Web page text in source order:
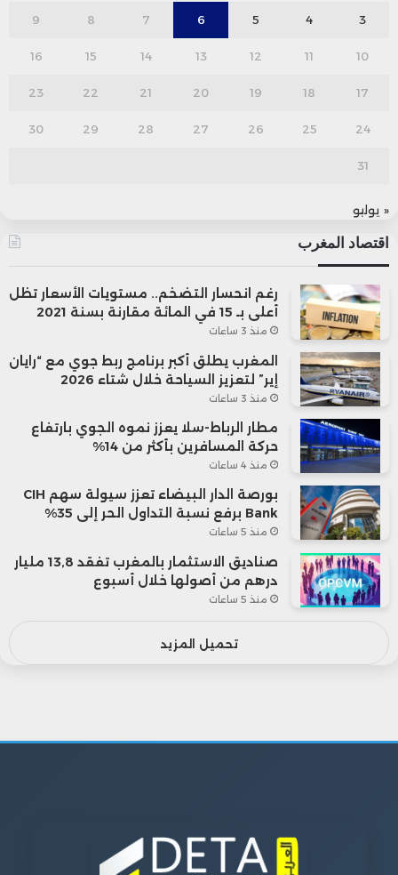
3
4
5
6
7
8
9
10
11
12
13
14
15
16
17
18
19
20
21
22
23
24
25
26
27
28
29
30
31
« يوليو
اقتصاد المغرب
رغم انحسار التضخم.. مستويات الأسعار تظل
أعلى بـ 15 في المائة مقارنة بسنة 2021
منذ 3 ساعات
المغرب يطلق أكبر برنامج ربط جوي مع “رايان
إير” لتعزيز السياحة خلال شتاء 2026
منذ 3 ساعات
مطار الرباط-سلا يعزز نموه الجوي بارتفاع
حركة المسافرين بأكثر من 14%
منذ 4 ساعات
بورصة الدار البيضاء تعزز سيولة سهم CIH
Bank برفع نسبة التداول الحر إلى 35%
منذ 5 ساعات
صناديق الاستثمار بالمغرب تفقد 13,8 مليار
درهم من أصولها خلال أسبوع
منذ 5 ساعات
تحميل المزيد